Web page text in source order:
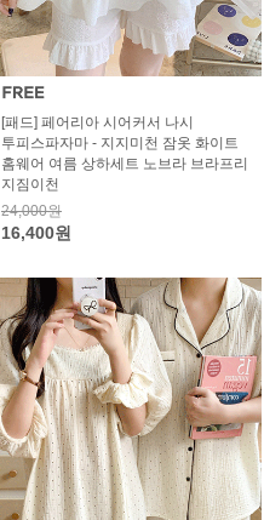
[패드] 페어리아 시어커서 나시
투피스파자마 - 지지미천 잠옷 화이트
홈웨어 여름 상하세트 노브라 브라프리
지짐이천
24,000원
16,400원